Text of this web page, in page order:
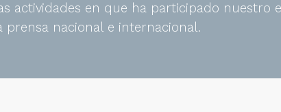
actividades en que ha participado nuestro
prensa nacional e internacional.